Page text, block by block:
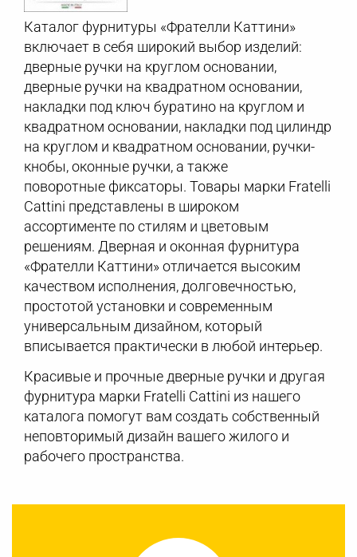
Каталог фурнитуры «Фрателли Каттини»
включает в себя широкий выбор изделий:
дверные ручки на круглом основании,
дверные ручки на квадратном основании,
накладки под ключ буратино на круглом и
квадратном основании, накладки под цилиндр
на круглом и квадратном основании, ручки-
кнобы, оконные ручки, а также
поворотные фиксаторы. Товары марки Fratelli
Cattini представлены в широком
ассортименте по стилям и цветовым
решениям. Дверная и оконная фурнитура
«Фрателли Каттини» отличается высоким
качеством исполнения, долговечностью,
простотой установки и современным
универсальным дизайном, который
вписывается практически в любой интерьер.
Красивые и прочные дверные ручки и другая
фурнитура марки Fratelli Cattini из нашего
каталога помогут вам создать собственный
неповторимый дизайн вашего жилого и
рабочего пространства.